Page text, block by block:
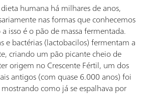
humana há milhares de anos,
nas formas que conhecemos
isso é o pão de massa fermentada.
e bactérias (lactobacilos) fermentam a
criando um pão picante cheio de
origem no Crescente Fértil, um dos
antigos (com quase 6.000 anos) foi
como já se espalhava por